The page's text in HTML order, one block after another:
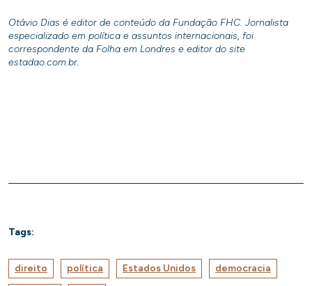
Otávio Dias é editor de conteúdo da Fundação FHC. Jornalista
especializado em política e assuntos internacionais, foi
correspondente da Folha em Londres e editor do site
estadao.com.br.
Tags:
direito política Estados Unidos democracia